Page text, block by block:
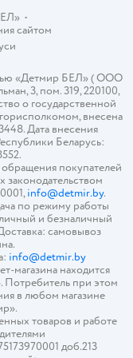
•
сайтом
«Детмир БЕЛ» ( ООО
3, пом. 319, 220100,
о государственной
внесена
Дата внесения
Беларусь:
покупателей
info@detmir.by.
по режиму работы
и безналичный
самовывоз
info@detmir.by
магазина находится
при этом
в любом магазине
товаров и работе
доб.213